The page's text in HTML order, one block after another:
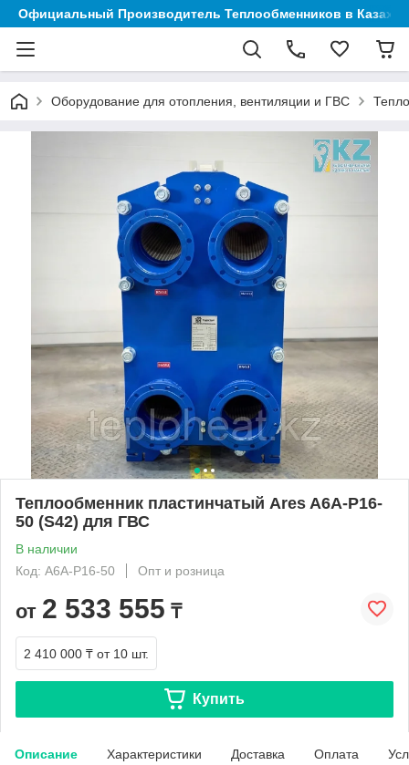
Официальный Производитель Теплообменников в
Оборудование для отопления, вентиляции и ГВС
Теплообменник пластинчатый Ares A6A-P16-
50 (S42) для ГВС
В наличии
Код: A6A-P16-50
Опт и розница
от 2 533 555 ₸
2 410 000 ₸ от 10 шт.
Купить
Описание Характеристики Доставка Оплата